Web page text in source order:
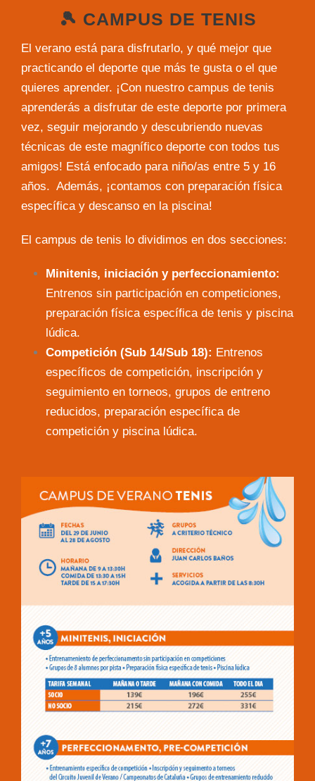
🎾 CAMPUS DE TENIS
El verano está para disfrutarlo, y qué mejor que
practicando el deporte que más te gusta o el que
quieres aprender. ¡Con nuestro campus de tenis
aprenderás a disfrutar de este deporte por primera
vez, seguir mejorando y descubriendo nuevas
técnicas de este magnífico deporte con todos tus
amigos! Está enfocado para niño/as entre 5 y 16
años. Además, ¡contamos con preparación física
específica y descanso en la piscina!
El campus de tenis lo dividimos en dos secciones:
Minitenis, iniciación y perfeccionamiento:
Entrenos sin participación en competiciones,
preparación física específica de tenis y piscina
lúdica.
Competición (Sub 14/Sub 18): Entrenos
específicos de competición, inscripción y
seguimiento en torneos, grupos de entreno
reducidos, preparación específica de
competición y piscina lúdica.